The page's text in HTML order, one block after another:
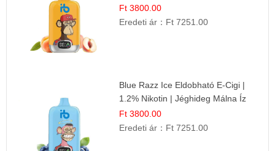
Ft 3800.00
Eredeti ár： Ft 7251.00
Blue Razz Ice Eldobható E-Cigi |
1.2% Nikotin | Jéghideg Málna Íz
Ft 3800.00
Eredeti ár： Ft 7251.00